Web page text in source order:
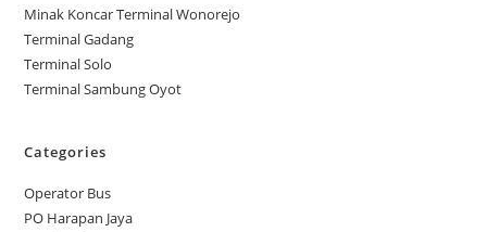
Minak Koncar Terminal Wonorejo
Terminal Gadang
Terminal Solo
Terminal Sambung Oyot
Categories
Operator Bus
PO Harapan Jaya